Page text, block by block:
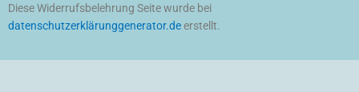
Diese Widerrufsbelehrung Seite wurde bei
datenschutzerklärunggenerator.deerstellt.